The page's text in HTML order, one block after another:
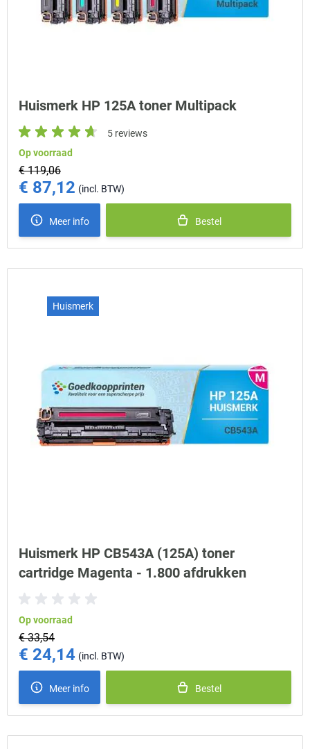
Huismerk HP 125A toner Multipack
5 reviews
Op voorraad
€ 119,06
Special Price
€ 87,12
Meer info Bestel
Huismerk
Huismerk HP CB543A (125A) toner
cartridge Magenta - 1.800 afdrukken
Op voorraad
€ 33,54
Special Price
€ 24,14
Meer info Bestel